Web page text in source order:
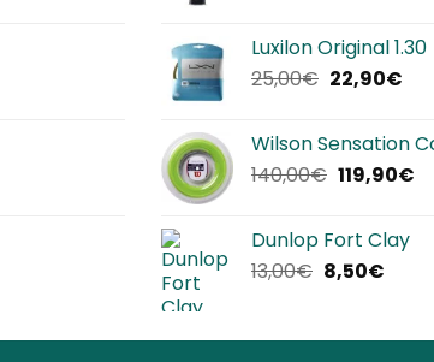
era:
12,00€.
è:
8,50€.
Luxilon Original 1.30
25,00€ Il
era:
25,00€.
22,90€Il
è:
Wilson Sensation
140,00€ Il
era:
140,00€.
119,90€Il
Dunlop Fort Clay
13,00€ Il
era:
8,50€Il
è: